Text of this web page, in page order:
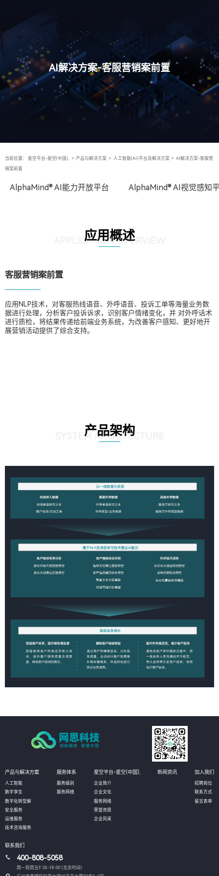
AI解决方案-客服营销案前置
当前位置： 星空平台-星空(中国), > 产品与解决方案 > 人工智能(AI)平台及解决方案 > AI解决方案-客服营
销案前置
AlphaMind® AI能力开放平台 AlphaMind® AI视觉感知
应用概述
APPLICATION OVERVIEW
客服营销案前置
应用NLP技术，对客服热线语音、外呼语音、投诉工单等海量业务数
据进行处理，分析客户投诉诉求，识别客户情绪变化，并 对外呼话术
进行质检，将结果传递给前端业务系统，为改善客户感知、更好地开
展营销活动提供了综合支持。
产品架构
SYSTEM ARCHITECTURE
产品与解决方案
人工智能
数字孪生
数字化转型解
安全服务
运维服务
技术咨询服务
服务体系
服务级别
服务网络
星空平台-星空(中国),
企业简介
企业文化
服务网络
荣誉资质
企业风采
新闻资讯 加入我们
招聘岗位
联系方式
留言表单
联系我们
400-808-5058
周一到周五9:30-18:00 (北京时间）